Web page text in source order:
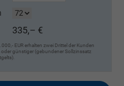
335,– €
EUR erhalten zwei Drittel der Kunden
günstiger (gebundener Sollzinssatz